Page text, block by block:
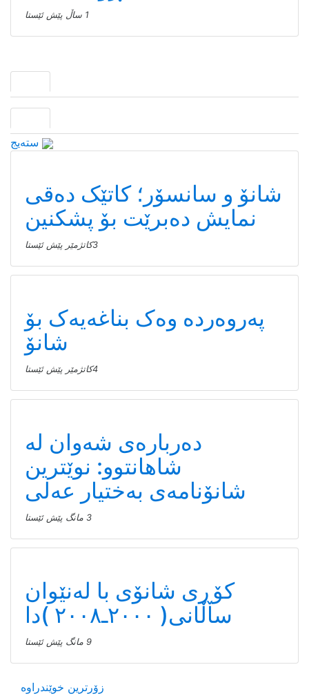
1 ساڵ پێش ئێستا
شانۆ و سانسۆر؛ کاتێک دەقی
نمایش دەبرێت بۆ پشکنین
3كاتژمێر پێش ئێستا
پەروەردە وەک بناغەیەک بۆ
شانۆ
4كاتژمێر پێش ئێستا
دەربارەی شەوان لە
شاهانتوو: نوێترین
شانۆنامەی بەختیار عەلی
3 مانگ پێش ئێستا
کۆڕی شانۆی با لەنێوان
ساڵانی( ٢٠٠٠ـ٢٠٠٨ )دا
9 مانگ پێش ئێستا
زۆرترین خوێندراوە